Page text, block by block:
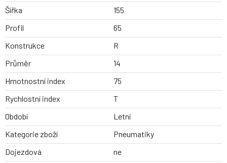
Šířka
155
Profil
65
Konstrukce
R
Průměr
14
Hmotnostní index
75
Rychlostní index
T
Období
Letní
Kategorie zboží
Pneumatiky
Dojezdová
ne